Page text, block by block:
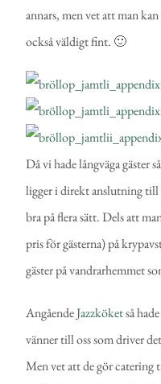
annars, men vet att man
också väldigt fint. 🙂
Då vi hade långväga gäster
ligger i direkt anslutning
bra på flera sätt. Dels att
pris för gästerna) på
gäster på vandrarhemmet
AngåendeJazzköketså
vänner till oss som driver
Men vet att de gör